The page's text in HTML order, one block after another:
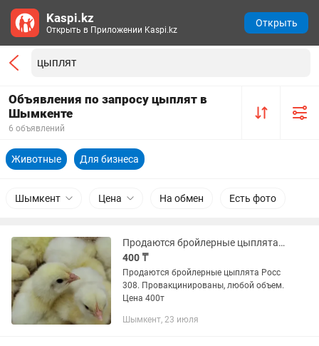
Объявления по запросу цыплят в
Шымкенте
6 объявлений
Животные Для бизнеса
Шымкент Цена На обмен Есть фото
Продаются бройлерные цыплята Росс 308.
400 ₸
Продаются бройлерные цыплята Росс
308. Провакцинированы, любой объем.
Цена 400т
Шымкент, 23 июля
Kaspi.kz
Открыть в Приложении Kaspi.kz
Открыть